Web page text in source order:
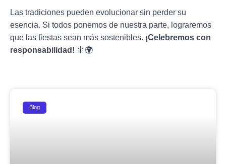
Las tradiciones pueden evolucionar sin perder su
esencia. Si todos ponemos de nuestra parte, lograremos
que las fiestas sean más sostenibles. ¡Celebremos con
responsabilidad! 🎇🌍
Blog